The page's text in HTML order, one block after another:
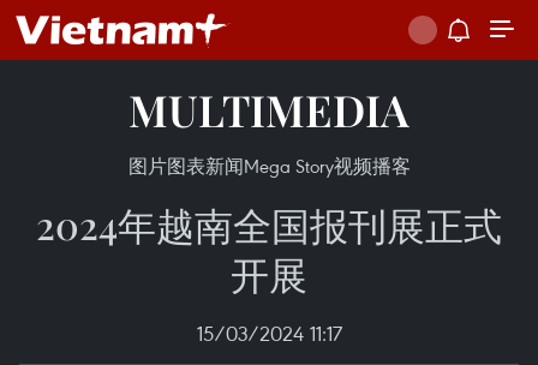
MULTIMEDIA
图片图表新闻Mega Story视频播客
2024年越南全国报刊展正式
开展
15/03/2024 11:17